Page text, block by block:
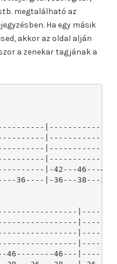
megtalálható az
Ha egy másik
akkor az oldal alján
a zenekar tagjának a
|-42---46---
36----|-36---38---
46--------46---|------